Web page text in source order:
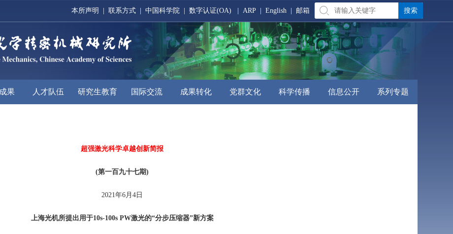
本所声明 联系方式 中国科学院 数字认证(OA) ARP English 邮箱
果 人才队伍 研究生教育 国际交流 成果转化 党群文化 科学传播 信息公开 系列专题
超强激光科学卓越创新简报
(第一百九十七期)
2021年6月4日
上海光机所提出用于10s-100s PW激光的“分步压缩器”新方案